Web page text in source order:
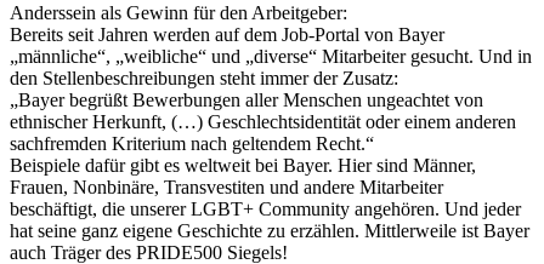
Anderssein als Gewinn für den Arbeitgeber:
Bereits seit Jahren werden auf dem Job-Portal von Bayer
„männliche“, „weibliche“ und „diverse“ Mitarbeiter gesucht. Und in
den Stellenbeschreibungen steht immer der Zusatz:
„Bayer begrüßt Bewerbungen aller Menschen ungeachtet von
ethnischer Herkunft, (…) Geschlechtsidentität oder einem anderen
sachfremden Kriterium nach geltendem Recht.“
Beispiele dafür gibt es weltweit bei Bayer. Hier sind Männer,
Frauen, Nonbinäre, Transvestiten und andere Mitarbeiter
beschäftigt, die unserer LGBT+ Community angehören. Und jeder
hat seine ganz eigene Geschichte zu erzählen. Mittlerweile ist Bayer
auch Träger des PRIDE500 Siegels!